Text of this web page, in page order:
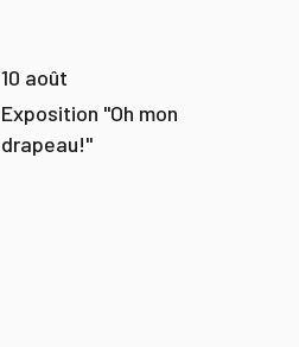
10 août
Exposition "Oh mon
drapeau!"